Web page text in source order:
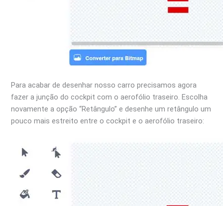
Para acabar de desenhar nosso carro precisamos agora
fazer a junção do cockpit com o aerofólio traseiro. Escolha
novamente a opção “Retângulo” e desenhe um retângulo um
pouco mais estreito entre o cockpit e o aerofólio traseiro: